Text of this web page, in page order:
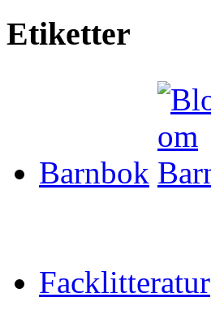
Etiketter
Barnbok
Facklitteratur